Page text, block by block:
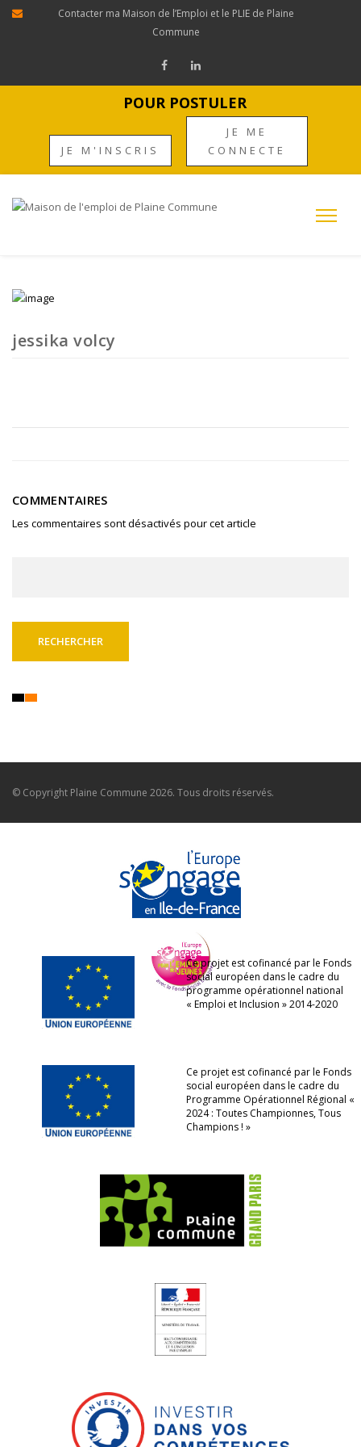
Contacter ma Maison de l’Emploi et le PLIE de Plaine
Commune
POUR POSTULER
JE M'INSCRIS
JE ME
CONNECTE
jessika volcy
COMMENTAIRES
Les commentaires sont désactivés pour cet article
© Copyright Plaine Commune 2026. Tous droits réservés.
Ce projet est cofinancé par le Fonds
social européen dans le cadre du
programme opérationnel national
« Emploi et Inclusion » 2014-2020
Ce projet est cofinancé par le Fonds
social européen dans le cadre du
Programme Opérationnel Régional «
2024 : Toutes Championnes, Tous
Champions ! »